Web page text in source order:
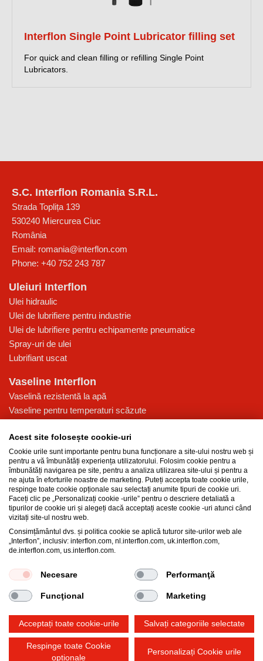
Interflon Single Point Lubricator filling set
For quick and clean filling or refilling Single Point
Lubricators.
S.C. Interflon Romania S.R.L.
Strada Toplița 139
530240 Miercurea Ciuc
România
Email: romania@interflon.com
Phone: +40 752 243 787
Uleiuri Interflon
Ulei hidraulic
Ulei de lubrifiere pentru industrie
Ulei de lubrifiere pentru echipamente pneumatice
Spray-uri de ulei
Lubrifiant uscat
Vaseline Interflon
Vaselină rezistentă la apă
Vaseline pentru temperaturi scăzute
Vaselină multi-funcțională pentru lubrifiere
Baza de cunoștințe
Tehnologia MicPol®
Produse cu grad alimentar
Care este diferența dintre ulei și vaselină?
Îmbunătățirea performanței și durabilității
Proprietățile vaselinei
Ulei de lubrifiere pentru industrie
General Purchase Terms and Conditions
Declarație de confidențialitate
Impressum
Politica privind cookie-urile
Acest site folosește cookie-uri
Cookie urile sunt importante pentru buna funcționare a site-ului nostru web și
pentru a vă îmbunătăți experiența utilizatorului. Folosim cookie pentru a
îmbunătăți navigarea pe site, pentru a analiza utilizarea site-ului și pentru a
ne ajuta în eforturile noastre de marketing. Puteți accepta toate cookie urile,
respinge toate cookie opționale sau selectați anumite tipuri de cookie uri.
Faceți clic pe „Personalizați cookie -urile” pentru o descriere detaliată a
tipurilor de cookie uri și alegeți dacă acceptați aceste cookie -uri atunci când
vizitați site-ul nostru web.
Consimțământul dvs. și politica cookie se aplică tuturor site-urilor web ale
„Interflon”, inclusiv: interflon.com, nl.interflon.com, uk.interflon.com,
de.interflon.com, us.interflon.com.
Necesare Performanţă
Funcţional Marketing
Acceptați toate cookie-urile Salvați categoriile selectate
Respinge toate Cookie
opționale
Personalizați Cookie urile